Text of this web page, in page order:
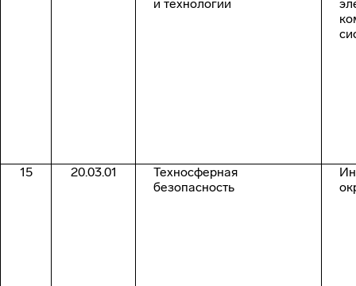
и технологии
15 20.03.01
Техносферная
безопасность